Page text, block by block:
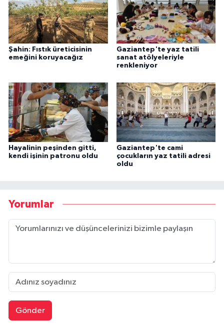
Şahin: Fıstık üreticisinin
emeğini koruyacağız
Gaziantep'te yaz tatili
sanat atölyeleriyle
renkleniyor
Hayalinin peşinden gitti,
kendi işinin patronu oldu
Gaziantep'te cami
çocukların yaz tatili adresi
oldu
Yorumlar
Gönder